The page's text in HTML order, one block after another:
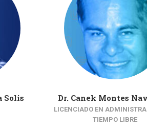
Solis Dr. Canek Montes
LICENCIADO EN
TIEMPO LIBRE